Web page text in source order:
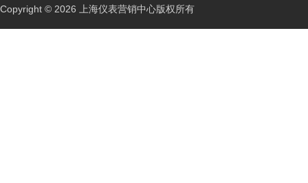
Copyright © 2026 上海仪表营销中心版权所有